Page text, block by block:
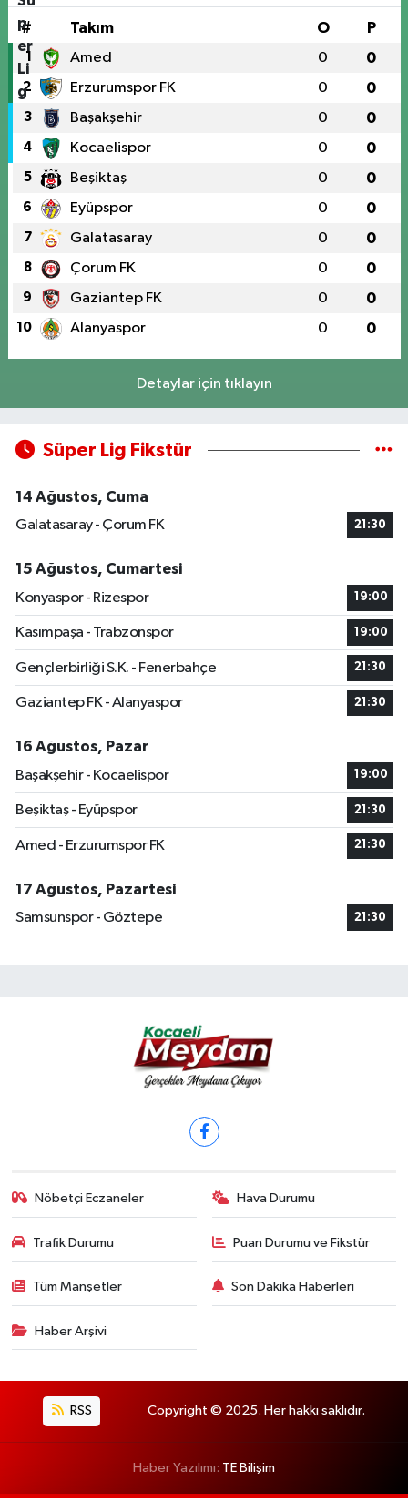
# Takım O P
1 Amed 0 0
2 Erzurumspor FK 0 0
3 Başakşehir 0 0
4 Kocaelispor 0 0
5 Beşiktaş 0 0
6 Eyüpspor 0 0
7 Galatasaray 0 0
8 Çorum FK 0 0
9 Gaziantep FK 0 0
10 Alanyaspor 0 0
Detaylar için tıklayın
Süper Lig Fikstür
14 Ağustos, Cuma
Galatasaray - Çorum FK
21:30
15 Ağustos, Cumartesi
Konyaspor - Rizespor
19:00
Kasımpaşa - Trabzonspor 19:00
Gençlerbirliği S.K. - Fenerbahçe 21:30
Gaziantep FK - Alanyaspor 21:30
16 Ağustos, Pazar
Başakşehir - Kocaelispor
19:00
Beşiktaş - Eyüpspor 21:30
Amed - Erzurumspor FK 21:30
17 Ağustos, Pazartesi
Samsunspor - Göztepe
21:30
Nöbetçi Eczaneler Hava Durumu
Trafik Durumu Puan Durumu ve Fikstür
Tüm Manşetler Son Dakika Haberleri
Haber Arşivi
RSS Copyright © 2025. Her hakkı saklıdır.
Haber Yazılımı: TE Bilişim